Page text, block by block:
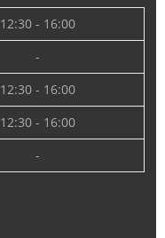
12:30 - 16:00
-
12:30 - 16:00
12:30 - 16:00
-